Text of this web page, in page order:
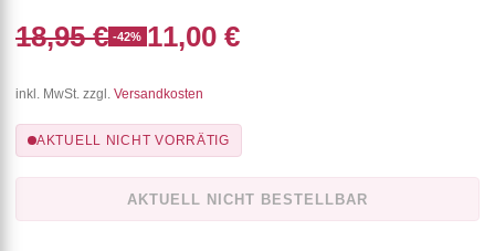
18,95 € -42% 11,00 €
inkl. MwSt. zzgl. Versandkosten
AKTUELL NICHT VORRÄTIG
AKTUELL NICHT BESTELLBAR